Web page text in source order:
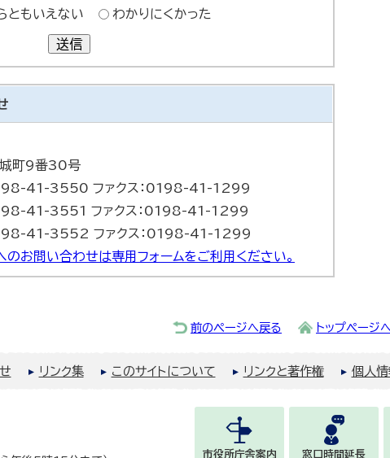
ともいえない わかりにくかった
送信
町9番30号
41-3550 ファクス：0198-41-1299
41-3551 ファクス：0198-41-1299
41-3552 ファクス：0198-41-1299
お問い合わせは専用フォームをご利用ください。
前のページへ戻る トップページ
リンク集 このサイトについて リンクと著作権 個人
市役所庁舎案内 窓口時間延長